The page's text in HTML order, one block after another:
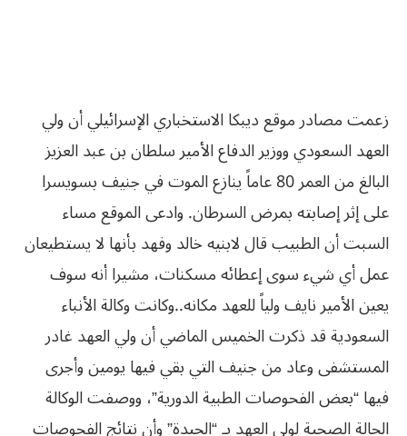
زعمت مصادر موقع ديبكا الاستخباري الإسرائيلي أن ولي
العهد السعودي ووزير الدفاع الأمير سلطان بن عبد العزيز
البالغ من العمر 80 عاماً ينازع الموت في جنيف بسويسرا
على إثر إصابته بمرض السرطان. وادعى الموقع مساء
السبت أن الطبيب قال لابنيه خالد وفهد بأنها لا يستطيعان
عمل أي شيء سوى إعطائه مسكنات، مشيرا أنه سوف
يعين الأمير نايف ولياً للعهد مكانه..وكانت وكالةالأنباء
السعودية قد ذكرت الخميس الماضي أن ولي العهد غادر
المستشفى وعاد من جنيفالتي بقي فيها يومين وأجرى
فيها “بعض الفحوصات الطبية الدورية”، ووصفت الوكالة
الحالة الصحية لولي العهد بـ “الجيدة” وأن نتائج الفحوصات